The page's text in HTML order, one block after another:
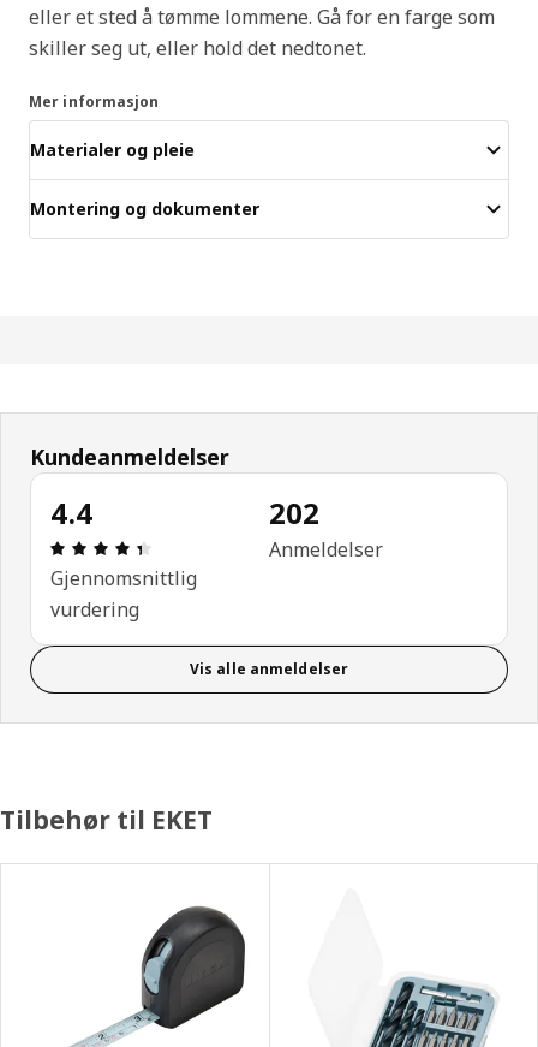
eller et sted å tømme lommene. Gå for en farge som
skiller seg ut, eller hold det nedtonet.
Mer informasjon
Materialer og pleie
Montering og dokumenter
Kundeanmeldelser
4.4
Produktomtale: 4.4 ingen kundevurdering 5
Gjennomsnittlig
vurdering
202
Anmeldelser
Vis alle anmeldelser
Tilbehør til EKET